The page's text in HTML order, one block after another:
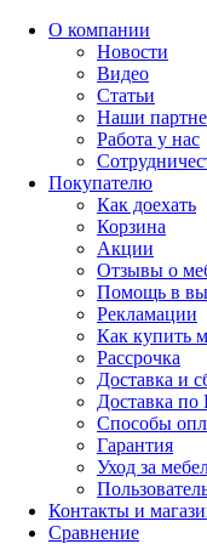
О компании
Новости
Видео
Статьи
Наши
Работа у нас
Покупателю
Как доехать
Корзина
Акции
Отзывы о
Помощь в
Рекламации
Как купить
Рассрочка
Доставка и
Доставка по
Способы
Гарантия
Уход за
Контакты и
Сравнение